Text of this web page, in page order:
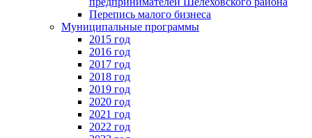
Перепись малого бизнеса
Муниципальные программы
2015 год
2016 год
2017 год
2018 год
2019 год
2020 год
2021 год
2022 год